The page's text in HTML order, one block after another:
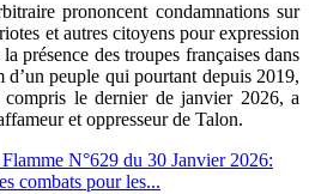
prononcent condamnations sur
et autres citoyens pour expression
présence des troupes françaises dans
d’un peuple qui pourtant depuis 2019,
le dernier de janvier 2026, a
et oppresseur de Talon.
N°629 du 30 Janvier 2026:
combats pour les...